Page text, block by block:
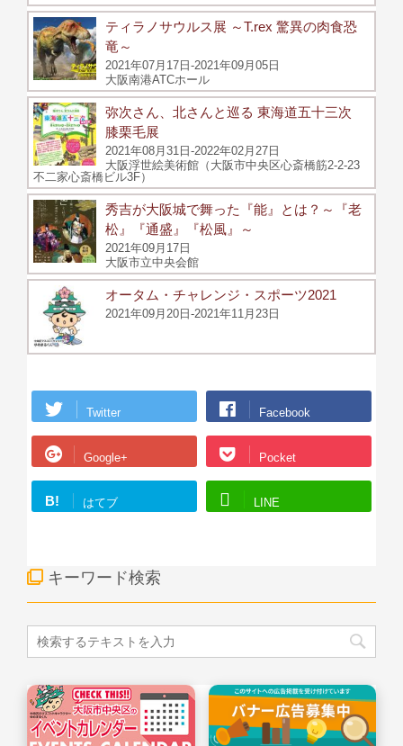
ティラノサウルス展 ～T.rex 驚異の肉食恐
竜～
2021年07月17日-2021年09月05日
大阪南港ATCホール
弥次さん、北さんと巡る 東海道五十三次
膝栗毛展
2021年08月31日-2022年02月27日
大阪浮世絵美術館（大阪市中央区心斎橋筋2-2-23
不二家心斎橋ビル3F）
秀吉が大阪城で舞った『能』とは？～『老
松』『通盛』『松風』～
2021年09月17日
大阪市立中央会館
オータム・チャレンジ・スポーツ2021
2021年09月20日-2021年11月23日
Twitter Facebook
Google+ Pocket
B! はてブ LINE
キーワード検索